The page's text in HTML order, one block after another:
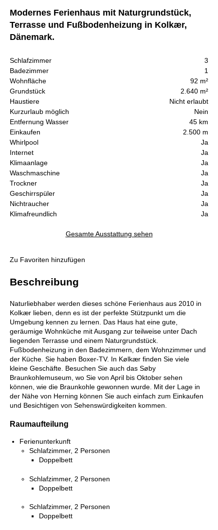
Modernes Ferienhaus mit Naturgrundstück,
Terrasse und Fußbodenheizung in Kolkær,
Dänemark.
Schlafzimmer
3
Badezimmer
1
Wohnfläche
92 m²
Grundstück
2.640 m²
Haustiere
Nicht erlaubt
Kurzurlaub möglich
Nein
Entfernung Wasser
45 km
Einkaufen
2.500 m
Whirlpool
Ja
Internet
Ja
Klimaanlage
Ja
Waschmaschine
Ja
Trockner
Ja
Geschirrspüler
Ja
Nichtraucher
Ja
Klimafreundlich
Ja
Gesamte Ausstattung sehen
Zu Favoriten hinzufügen
Beschreibung
Naturliebhaber werden dieses schöne Ferienhaus aus 2010 in
Kolkær lieben, denn es ist der perfekte Stützpunkt um die
Umgebung kennen zu lernen. Das Haus hat eine gute,
geräumige Wohnküche mit Ausgang zur teilweise unter Dach
liegenden Terrasse und einem Naturgrundstück.
Fußbodenheizung in den Badezimmern, dem Wohnzimmer und
der Küche. Sie haben Boxer-TV. In Kølkær finden Sie viele
kleine Geschäfte. Besuchen Sie auch das Søby
Braunkohlemuseum, wo Sie von April bis Oktober sehen
können, wie die Braunkohle gewonnen wurde. Mit der Lage in
der Nähe von Herning können Sie auch einfach zum Einkaufen
und Besichtigen von Sehenswürdigkeiten kommen.
Raumaufteilung
Ferienunterkunft
Schlafzimmer, 2 Personen
Doppelbett
Schlafzimmer, 2 Personen
Doppelbett
Schlafzimmer, 2 Personen
Doppelbett